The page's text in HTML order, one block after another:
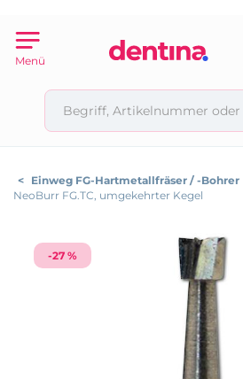
Menü
< Einweg FG-Hartmetallfräser / -Bohrer
NeoBurr FG.TC, umgekehrter Kegel
-27 %